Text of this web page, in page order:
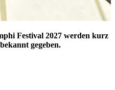
Festival 2027 werden kurz
gegeben.